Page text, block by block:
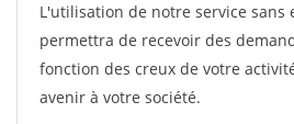
L'utilisation de notre service sans
permettra de recevoir des
fonction des creux de votre
avenir à votre société.